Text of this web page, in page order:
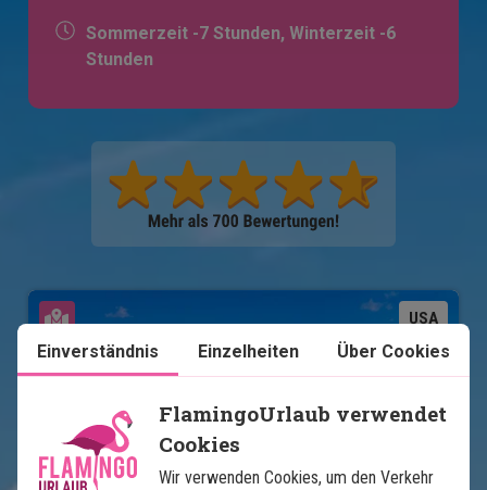
Sommerzeit -7 Stunden, Winterzeit -6
Stunden
USA
Karte ansehen
Einverständnis
Einzelheiten Über Cookies
FlamingoUrlaub verwendet
Cookies
Wir verwenden Cookies, um den Verkehr